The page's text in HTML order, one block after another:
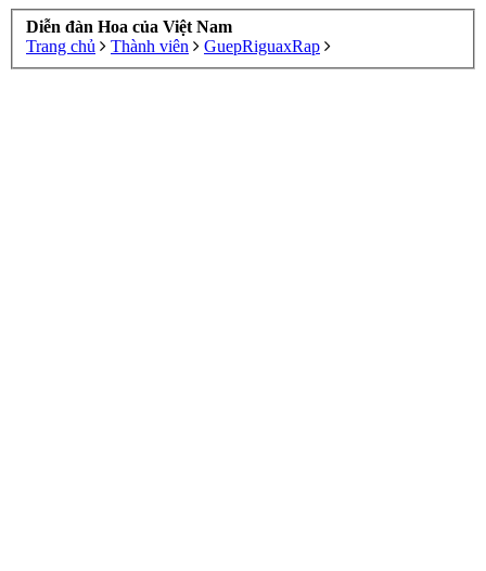
Diễn đàn Hoa của Việt Nam
Trang chủ
Thành viên GuepRiguaxRap